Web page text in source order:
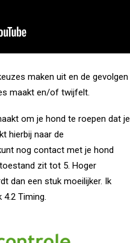
maken uit en de gevolgen
maakt en/of twijfelt.
om je hond te roepen dat je
hierbij naar de
nog contact met je hond
zit tot 5. Hoger
dan een stuk moeilijker. Ik
Timing.